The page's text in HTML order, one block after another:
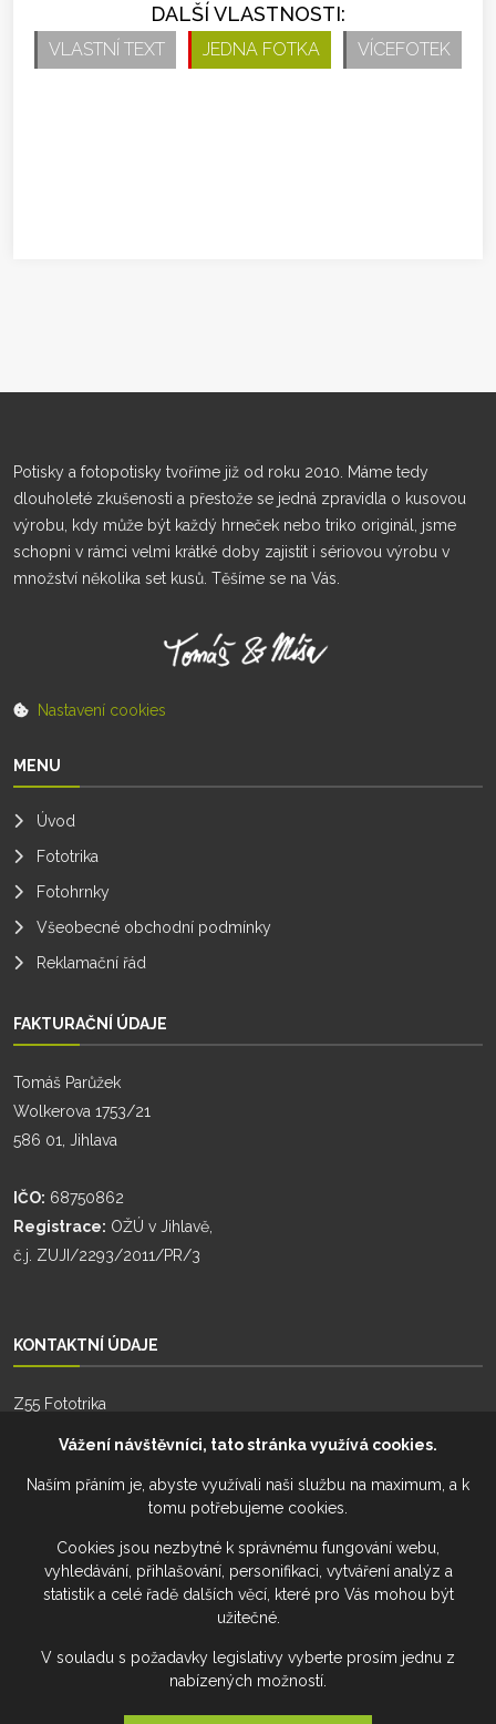
DALŠÍ VLASTNOSTI:
VLASTNÍ TEXT JEDNA FOTKA VÍCEFOTEK
Potisky a fotopotisky tvoříme již od roku 2010. Máme tedy
dlouholeté zkušenosti a přestože se jedná zpravidla o kusovou
výrobu, kdy může být každý hrneček nebo triko originál, jsme
schopni v rámci velmi krátké doby zajistit i sériovou výrobu v
množství několika set kusů. Těšíme se na Vás.
Nastavení cookies
MENU
Úvod
Fototrika
Fotohrnky
Všeobecné obchodní podmínky
Reklamační řád
FAKTURAČNÍ ÚDAJE
Tomáš Parůžek
Wolkerova 1753/21
586 01, Jihlava
IČO: 68750862
Registrace: OŽÚ v Jihlavě,
č.j. ZUJI/2293/2011/PR/3
KONTAKTNÍ ÚDAJE
Z55 Fototrika
+420 777 274 701
Telefon:+420 777 228 941
Email:fototrika@z55.cz
Vážení návštěvníci, tato stránka využívá cookies.
Naším přáním je, abyste využívali naši službu na maximum, a k
tomu potřebujeme cookies.
Cookies jsou nezbytné k správnému fungování webu,
vyhledávání, přihlašování, personifikaci, vytváření analýz a
statistik a celé řadě dalších věcí, které pro Vás mohou být
užitečné.
V souladu s požadavky legislativy vyberte prosím jednu z
nabízených možností.